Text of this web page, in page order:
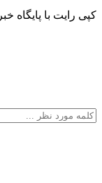
کپی رایت با پایگاه